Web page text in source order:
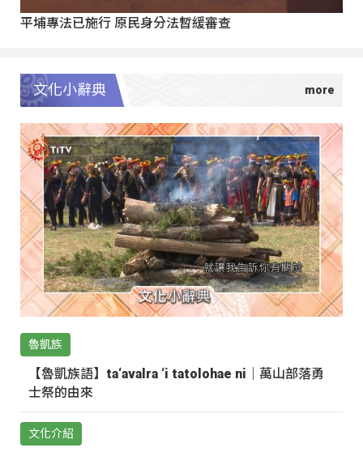
平埔專法已施行 原民身分法暫緩審查
文化小辭典
魯凱族
【魯凱族語】ta‘avalra ‘i tatolohae ni｜萬山部落勇
士祭的由來
文化介紹